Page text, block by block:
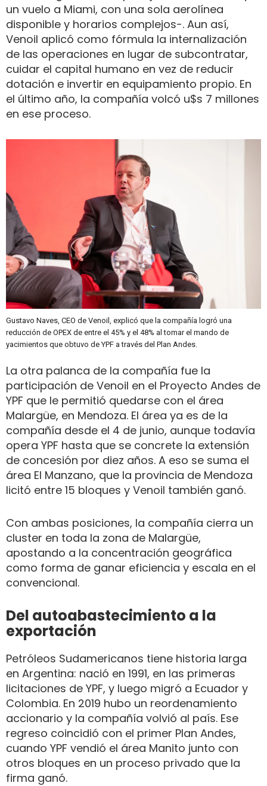
un vuelo a Miami, con una sola aerolínea
disponible y horarios complejos-. Aun así,
Venoil aplicó como fórmula la internalización
de las operaciones en lugar de subcontratar,
cuidar el capital humano en vez de reducir
dotación e invertir en equipamiento propio. En
el último año, la compañía volcó u$s 7 millones
en ese proceso.
Gustavo Naves, CEO de Venoil, explicó que la compañía logró una
reducción de OPEX de entre el 45% y el 48% al tomar el mando de
yacimientos que obtuvo de YPF a través del Plan Andes.
La otra palanca de la compañía fue la
participación de Venoil en el Proyecto Andes de
YPF que le permitió quedarse con el área
Malargüe, en Mendoza. El área ya es de la
compañía desde el 4 de junio, aunque todavía
opera YPF hasta que se concrete la extensión
de concesión por diez años. A eso se suma el
área El Manzano, que la provincia de Mendoza
licitó entre 15 bloques y Venoil también ganó.
Con ambas posiciones, la compañía cierra un
cluster en toda la zona de Malargüe,
apostando a la concentración geográfica
como forma de ganar eficiencia y escala en el
convencional.
Del autoabastecimiento a la
exportación
Petróleos Sudamericanos tiene historia larga
en Argentina: nació en 1991, en las primeras
licitaciones de YPF, y luego migró a Ecuador y
Colombia. En 2019 hubo un reordenamiento
accionario y la compañía volvió al país. Ese
regreso coincidió con el primer Plan Andes,
cuando YPF vendió el área Manito junto con
otros bloques en un proceso privado que la
firma ganó.